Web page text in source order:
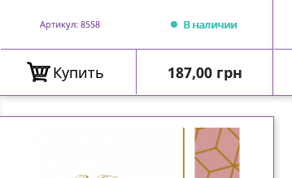
Артикул: 8558 В наличии
Купить Цена
187,00 грн